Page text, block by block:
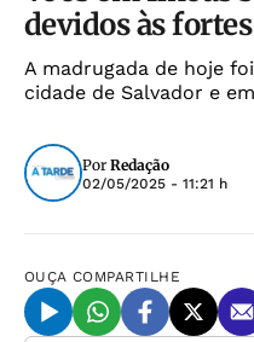
devidos às
A madrugada de hoje
cidade de Salvador e
Por Redação
02/05/2025 - 11:21 h
OUÇA COMPARTILHE